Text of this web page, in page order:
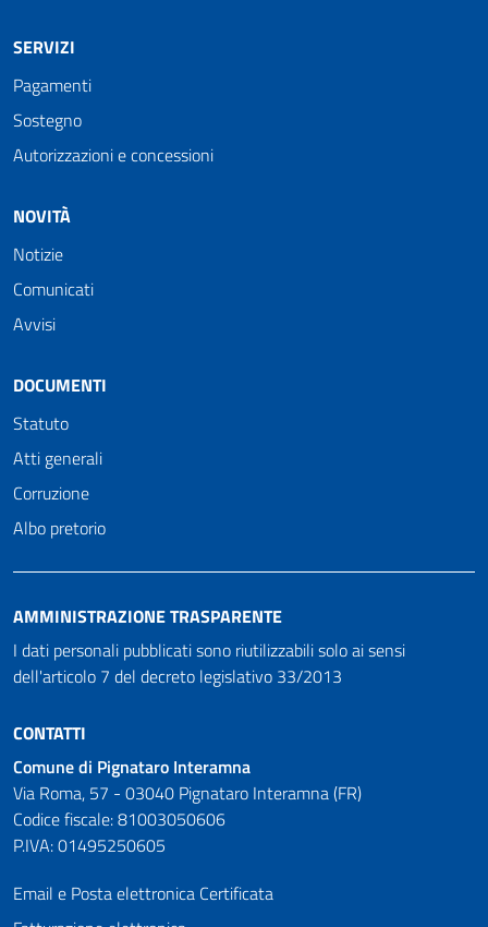
SERVIZI
Pagamenti
Sostegno
Autorizzazioni e concessioni
NOVITÀ
Notizie
Comunicati
Avvisi
DOCUMENTI
Statuto
Atti generali
Corruzione
Albo pretorio
AMMINISTRAZIONE TRASPARENTE
I dati personali pubblicati sono riutilizzabili solo ai sensi
dell'articolo 7 del decreto legislativo 33/2013
CONTATTI
Comune di Pignataro Interamna
Via Roma, 57 - 03040 Pignataro Interamna (FR)
Codice fiscale: 81003050606
P.IVA: 01495250605
Email e Posta elettronica Certificata